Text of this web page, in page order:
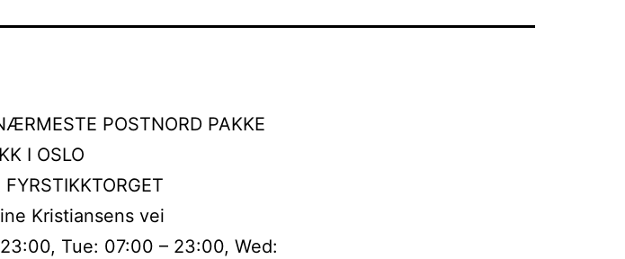
POSTNORD PAKKE
I OSLO
FYRSTIKKTORGET
Kristiansens vei
Tue: 07:00 – 23:00, Wed: